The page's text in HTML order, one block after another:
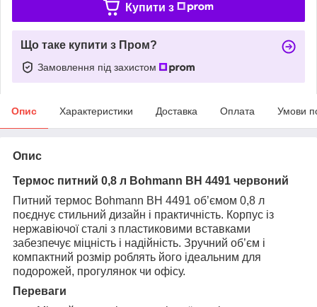
Купити з
Що таке купити з Пром?
Замовлення під захистом
Опис Характеристики Доставка Оплата Умови
Опис
Термос питний 0,8 л Bohmann BH 4491 червоний
Питний термос Bohmann BH 4491 об’ємом 0,8 л
поєднує стильний дизайн і практичність. Корпус із
нержавіючої сталі з пластиковими вставками
забезпечує міцність і надійність. Зручний об’єм і
компактний розмір роблять його ідеальним для
подорожей, прогулянок чи офісу.
Переваги